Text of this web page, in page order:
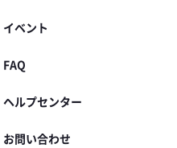
イベント
FAQ
ヘルプセンター
お問い合わせ